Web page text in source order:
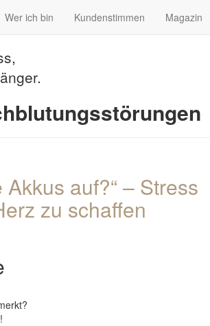
Wer ich bin Kundenstimmen Magazin
auf?“ – Stress
zu schaffen